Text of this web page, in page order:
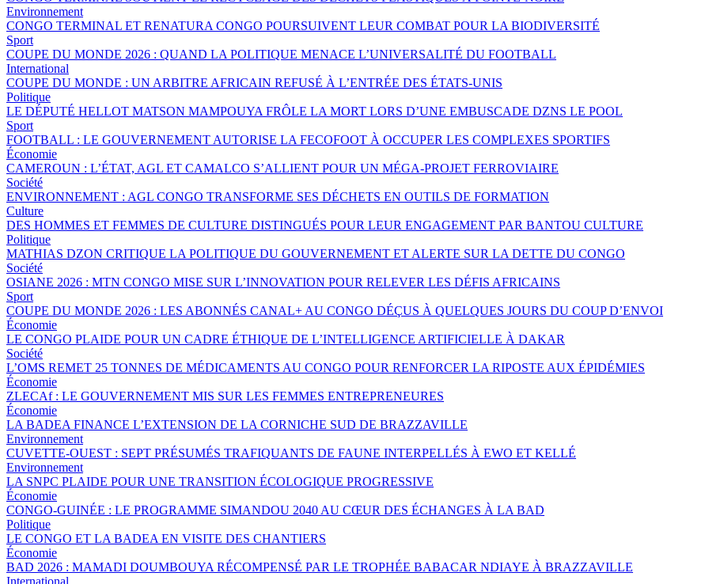
Environnement
CONGO TERMINAL ET RENATURA CONGO POURSUIVENT LEUR COMBAT POUR LA BIODIVERSITÉ
Sport
COUPE DU MONDE 2026 : QUAND LA POLITIQUE MENACE L’UNIVERSALITÉ DU FOOTBALL
International
COUPE DU MONDE : UN ARBITRE AFRICAIN REFUSÉ À L’ENTRÉE DES ÉTATS-UNIS
Politique
LE DÉPUTÉ HELLOT MATSON MAMPOUYA FRÔLE LA MORT LORS D’UNE EMBUSCADE DZNS LE POOL
Sport
FOOTBALL : LE GOUVERNEMENT AUTORISE LA FECOFOOT À OCCUPER LES COMPLEXES SPORTIFS
Économie
CAMEROUN : L’ÉTAT, AGL ET CAMALCO S’ALLIENT POUR UN MÉGA-PROJET FERROVIAIRE
Société
ENVIRONNEMENT : AGL CONGO TRANSFORME SES DÉCHETS EN OUTILS DE FORMATION
Culture
DES HOMMES ET FEMMES DE CULTURE DISTINGUÉS POUR LEUR ENGAGEMENT PAR BANTOU CULTURE
Politique
MATHIAS DZON CRITIQUE LA POLITIQUE DU GOUVERNEMENT ET ALERTE SUR LA DETTE DU CONGO
Société
OSIANE 2026 : MTN CONGO MISE SUR L’INNOVATION POUR RELEVER LES DÉFIS AFRICAINS
Sport
COUPE DU MONDE 2026 : LES ABONNÉS CANAL+ AU CONGO DÉÇUS À QUELQUES JOURS DU COUP D’ENVOI
Économie
LE CONGO PLAIDE POUR UN CADRE ÉTHIQUE DE L’INTELLIGENCE ARTIFICIELLE À DAKAR
Société
L’OMS REMET 25 TONNES DE MÉDICAMENTS AU CONGO POUR RENFORCER LA RIPOSTE AUX ÉPIDÉMIES
Économie
ZLECAf : LE GOUVERNEMENT MIS SUR LES FEMMES ENTREPRENEURES
Économie
LA BADEA FINANCE L’EXTENSION DE LA CORNICHE SUD DE BRAZZAVILLE
Environnement
CUVETTE-OUEST : SEPT PRÉSUMÉS TRAFIQUANTS DE FAUNE INTERPELLÉS À EWO ET KELLÉ
Environnement
LA SNPC PLAIDE POUR UNE TRANSITION ÉCOLOGIQUE PROGRESSIVE
Économie
CONGO-GUINÉE : LE PROGRAMME SIMANDOU 2040 AU CŒUR DES ÉCHANGES À LA BAD
Politique
LE CONGO ET LA BADEA EN VISITE DES CHANTIERS
Économie
BAD 2026 : MAMADI DOUMBOUYA RÉCOMPENSÉ PAR LE TROPHÉE BABACAR NDIAYE À BRAZZAVILLE
International